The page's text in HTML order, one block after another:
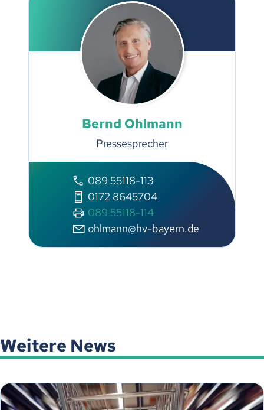
Bernd Ohlmann
Pressesprecher
089 55118-113
0172 8645704
089 55118-114
ohlmann@hv-bayern.de
Weitere News